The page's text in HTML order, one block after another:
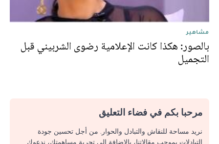
مشاهير
بالصور: هكذا كانت الإعلامية رضوى الشربيني قبل
التجميل
مرحبا بكم في فضاء التعليق
نريد مساحة للنقاش والتبادل والحوار. من أجل تحسين جودة
التبادلات بموجب مقالاتنا، بالإضافة إلى تجربة مساهمتك، ندعوك